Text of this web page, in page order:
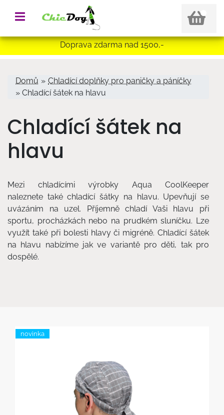
Doprava zdarma nad 1500,-
Jste zde
Domů » Chladící doplňky pro paničky a páníčky
» Chladící šátek na hlavu
Chladící šátek na
hlavu
Mezi chladícími výrobky Aqua CoolKeeper
naleznete také chladící šátky na hlavu. Upevňují se
uvázáním na uzel. Příjemně chladí Vaši hlavu při
sportu, procházkách nebo na prudkém sluníčku. Lze
využít také při bolesti hlavy či migréně. Chladící šátek
na hlavu nabízíme jak ve variantě pro děti, tak pro
dospělé.
novinka